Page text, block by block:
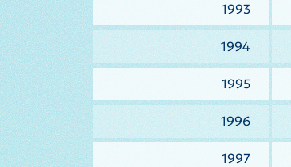
1993
1994
1995
1996
1997